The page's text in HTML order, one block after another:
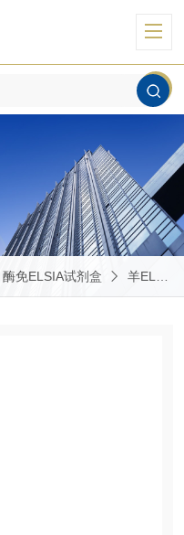
酶免ELSIA试剂盒 羊ELISA试剂盒